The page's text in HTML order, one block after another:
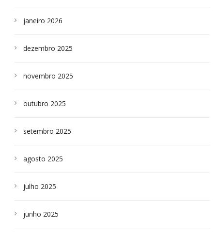
janeiro 2026
dezembro 2025
novembro 2025
outubro 2025
setembro 2025
agosto 2025
julho 2025
junho 2025